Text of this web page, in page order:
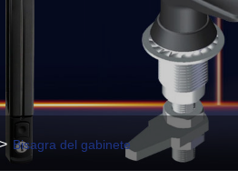
Bisagra del gabinete